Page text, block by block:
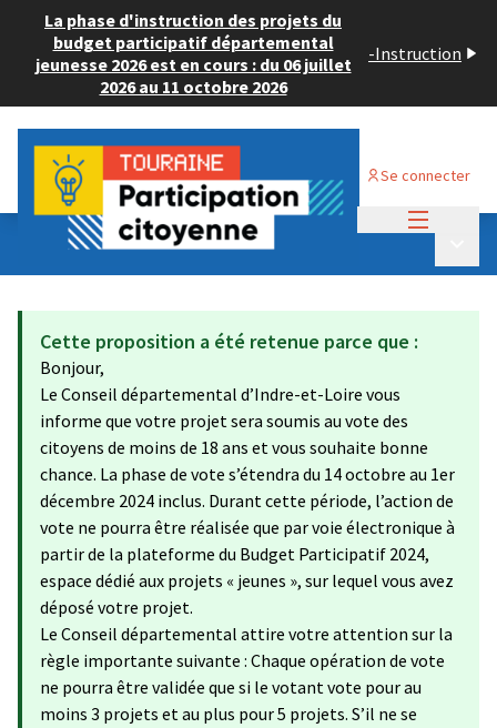
La phase d'instruction des projets du
budget participatif départemental
jeunesse 2026 est en cours : du 06 juillet
2026 au 11 octobre 2026
-Instruction
Se connecter
Budget Participatif JEUNESSE 2024
💡 Consulter les projets déposés
Cette proposition a été retenue parce que :
Bonjour,
Le Conseil départemental d’Indre-et-Loire vous
informe que votre projet sera soumis au vote des
citoyens de moins de 18 ans et vous souhaite bonne
chance. La phase de vote s’étendra du 14 octobre au 1er
décembre 2024 inclus. Durant cette période, l’action de
vote ne pourra être réalisée que par voie électronique à
partir de la plateforme du Budget Participatif 2024,
espace dédié aux projets « jeunes », sur lequel vous avez
déposé votre projet.
Le Conseil départemental attire votre attention sur la
règle importante suivante : Chaque opération de vote
ne pourra être validée que si le votant vote pour au
moins 3 projets et au plus pour 5 projets. S’il ne se